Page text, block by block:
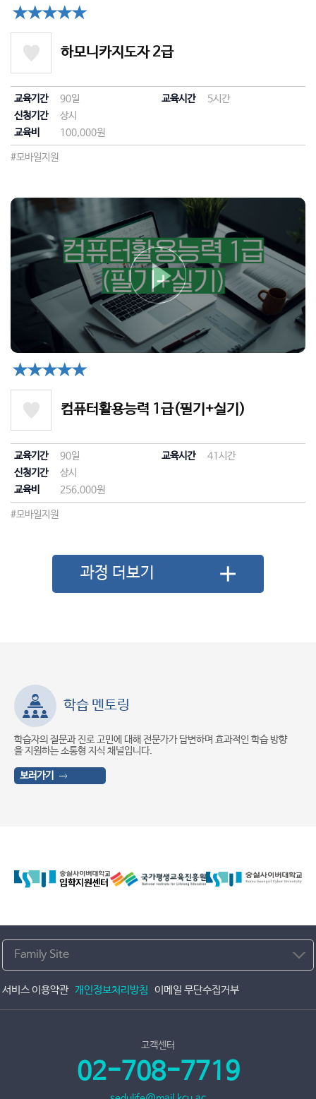
★★★★★
하모니카지도자 2급
교육기간 90일 교육시간
5시간
신청기간
상시
교육비
100,000원
#모바일지원
★★★★★
컴퓨터활용능력 1급(필기+실기)
교육기간 90일 교육시간
41시간
신청기간
상시
교육비
256,000원
#모바일지원
과정 더보기
학습 멘토링
학습자의 질문과 진로 고민에 대해 전문가가 답변하며 효과적인 학습 방향
을 지원하는 소통형 지식 채널입니다.
보러가기
서비스 이용약관 개인정보처리방침 이메일 무단수집거부
Family Site
고객센터
02-708-7719